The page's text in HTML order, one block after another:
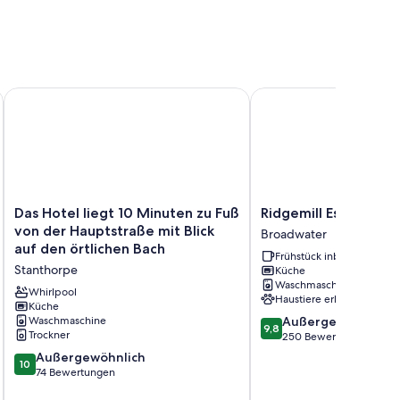
Das
Hotel
liegt
10
Minuten
zu
Fuß
von
der
Hauptstraße
mit
Das Hotel liegt 10 Minuten zu Fuß
von der Hauptstraße mit Blick
auf den örtlichen Bach
Stanthorpe
Whirlpool
Küche
Waschmaschine
Trockner
10.0
von
10 Außergewöhnlich
74 Bewertungen
Das Hotel liegt 10 Minuten zu Fuß von der Hauptstraße mit
Ridgemill
Escape
Broadwater
Ridgemill Escape
Broadwater
Frühstück inbegriffen
Küche
Waschmaschine
Haustiere erlaubt
9.8
von
9,8 Außergewöhnlich
250 Bewertungen
Ridgemill Escape